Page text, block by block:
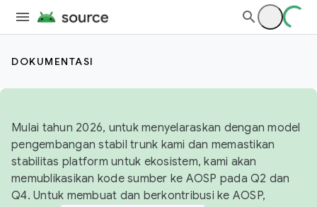
DOKUMENTASI
Mulai tahun 2026, untuk menyelaraskan dengan model
pengembangan stabil trunk kami dan memastikan
stabilitas platform untuk ekosistem, kami akan
memublikasikan kode sumber ke AOSP pada Q2 dan
Q4. Untuk membuat dan berkontribusi ke AOSP,